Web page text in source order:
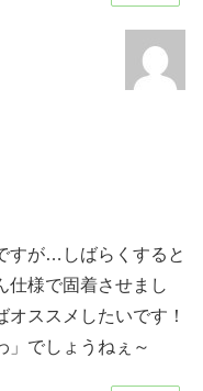
すが…しばらくすると
仕様で固着させまし
ススメしたいです！
」でしょうねぇ～